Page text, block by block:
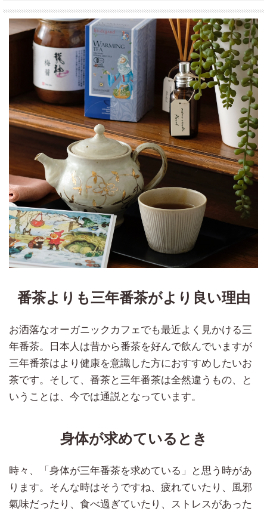
番茶よりも三年番茶がより良い理由
お洒落なオーガニックカフェでも最近よく見かける三
年番茶。日本人は昔から番茶を好んで飲んでいますが
三年番茶はより健康を意識した方におすすめしたいお
茶です。そして、番茶と三年番茶は全然違うもの、と
いうことは、今では通説となっています。
身体が求めているとき
時々、「身体が三年番茶を求めている」と思う時があ
ります。そんな時はそうですね、疲れていたり、風邪
氣味だったり、食べ過ぎていたり、ストレスがあった